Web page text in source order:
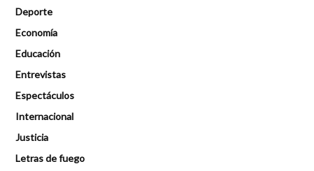
Deporte
Economía
Educación
Entrevistas
Espectáculos
Internacional
Justicia
Letras de fuego